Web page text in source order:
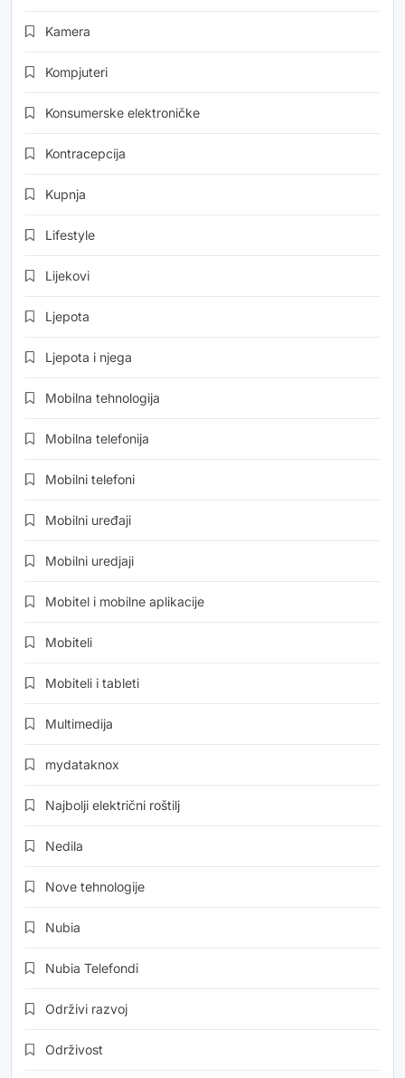
Kamera
Kompjuteri
Konsumerske elektroničke
Kontracepcija
Kupnja
Lifestyle
Lijekovi
Ljepota
Ljepota i njega
Mobilna tehnologija
Mobilna telefonija
Mobilni telefoni
Mobilni uređaji
Mobilni uredjaji
Mobitel i mobilne aplikacije
Mobiteli
Mobiteli i tableti
Multimedija
mydataknox
Najbolji električni roštilj
Nedila
Nove tehnologije
Nubia
Nubia Telefondi
Održivi razvoj
Održivost